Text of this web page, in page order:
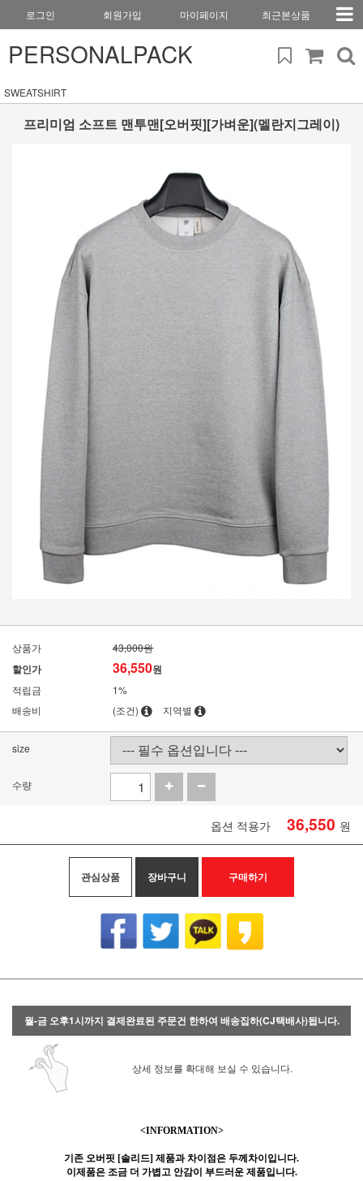
로그인 회원가입 마이페이지 최근본상품
PERSONALPACK
SWEATSHIRT
프리미엄 소프트 맨투맨[오버핏][가벼운](멜란지그레이)
상품가 43,000원
할인가 36,550원
적립금
1%
배송비
(조건) 지역별
size
수량
옵션 적용가 36,550 원
관심상품 장바구니 구매하기
월-금 오후1시까지 결제완료된 주문건 한하여 배송집하(CJ택배사)됩니다.
상세 정보를 확대해 보실 수 있습니다.
<INFORMATION>
기존 오버핏 [솔리드] 제품과 차이점은 두께차이입니다.
이제품은 조금 더 가볍고 안감이 부드러운 제품입니다.